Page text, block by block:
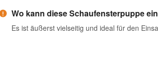
Wo kann diese Schaufensterpuppe
Es ist äußerst vielseitig und ideal für den